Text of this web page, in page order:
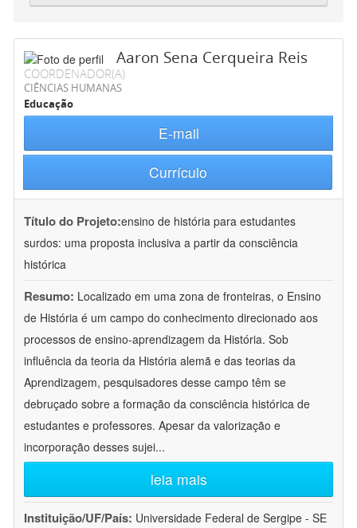
Aaron Sena Cerqueira Reis
COORDENADOR(A)
CIÊNCIAS HUMANAS
Educação
E-mail
Currículo
Título do Projeto:ensino de história para estudantes
surdos: uma proposta inclusiva a partir da consciência
histórica
Resumo: Localizado em uma zona de fronteiras, o Ensino
de História é um campo do conhecimento direcionado aos
processos de ensino-aprendizagem da História. Sob
influência da teoria da História alemã e das teorias da
Aprendizagem, pesquisadores desse campo têm se
debruçado sobre a formação da consciência histórica de
estudantes e professores. Apesar da valorização e
incorporação desses sujei...
leia mais
Instituição/UF/País: Universidade Federal de Sergipe - SE